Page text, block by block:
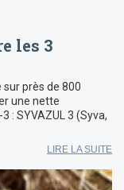
les 3
près de 800
une nette
: SYVAZUL 3 (Syva,
LIRE LA SUITE